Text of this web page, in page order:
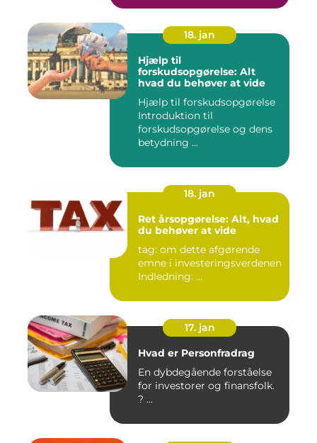
18. jan
Hjælp til
forskudsopgørelse: Alt
hvad du behøver at vide
Hjælp til forskudsopgørelse
Introduktion til
forskudsopgørelse og dens
betydning ...
18. jan
Ret årsopgørelse: Alt, hvad
du behøver at vide
tag: om dette afgørende
emne i investeringsverdenen
Indledning: ...
17. jan
Hvad er Personfradrag
En dybdegående forståelse
for investorer og finansfolk.
? ...